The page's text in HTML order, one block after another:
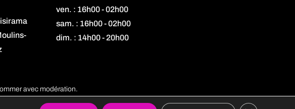
ven. : 16h00 - 02h00
sam. : 16h00 - 02h00
dim. : 14h00 - 20h00
avec modération.
S.A. |Mentions légales